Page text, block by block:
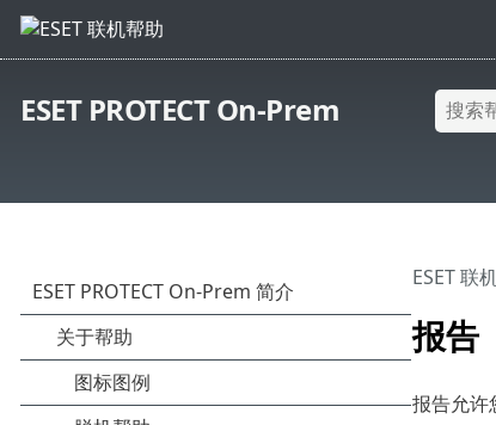
ESET PROTECT On-Prem
报告
ESET 联
报告允许